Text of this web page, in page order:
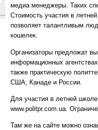
медиа менеджеры. Таких
Стоимость участия в
позволяет талантливым
кошелек.
Организаторы предложат
информационных
также практическую
США, Канаде и России.
Для участия в летней
www.politpr.com.ua.
Там же на сайте можно